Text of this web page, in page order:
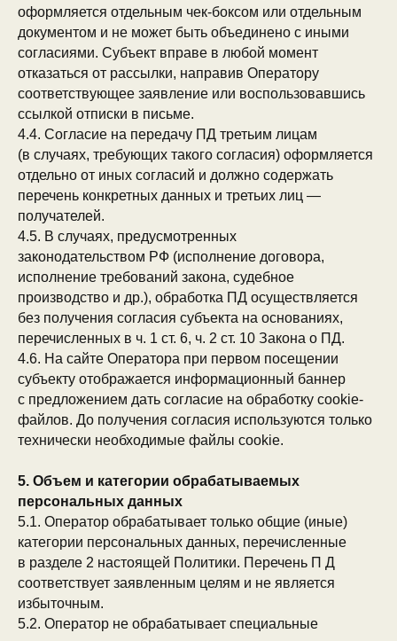
оформляется отдельным чек-боксом или отдельным
документом и не может быть объединено с иными
согласиями. Субъект вправе в любой момент
отказаться от рассылки, направив Оператору
соответствующее заявление или воспользовавшись
ссылкой отписки в письме.
4.4. Согласие на передачу ПД третьим лицам
(в случаях, требующих такого согласия) оформляется
отдельно от иных согласий и должно содержать
перечень конкретных данных и третьих лиц —
получателей.
4.5. В случаях, предусмотренных
законодательством РФ (исполнение договора,
исполнение требований закона, судебное
производство и др.), обработка ПД осуществляется
без получения согласия субъекта на основаниях,
перечисленных в ч. 1 ст. 6, ч. 2 ст. 10 Закона о ПД.
4.6. На сайте Оператора при первом посещении
субъекту отображается информационный баннер
с предложением дать согласие на обработку cookie-
файлов. До получения согласия используются только
технически необходимые файлы cookie.
5. Объем и категории обрабатываемых
персональных данных
5.1. Оператор обрабатывает только общие (иные)
категории персональных данных, перечисленные
в разделе 2 настоящей Политики. Перечень П Д
соответствует заявленным целям и не является
избыточным.
5.2. Оператор не обрабатывает специальные